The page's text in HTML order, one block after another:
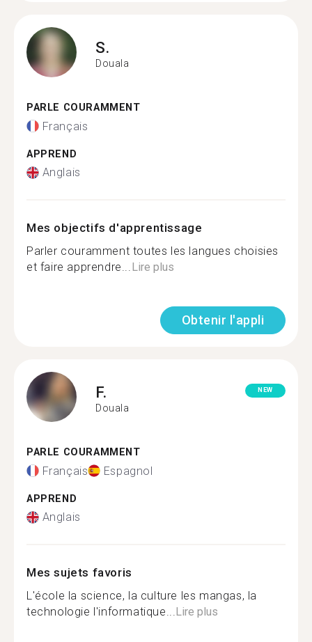
S.
Douala
PARLE COURAMMENT
Français
APPREND
Anglais
Mes objectifs d'apprentissage
Parler couramment toutes les langues choisies
et faire apprendre...Lire plus
Obtenir l'appli
F.
Douala
NEW
PARLE COURAMMENT
Français Espagnol
APPREND
Anglais
Mes sujets favoris
L'école la science, la culture les mangas, la
technologie l'informatique...Lire plus